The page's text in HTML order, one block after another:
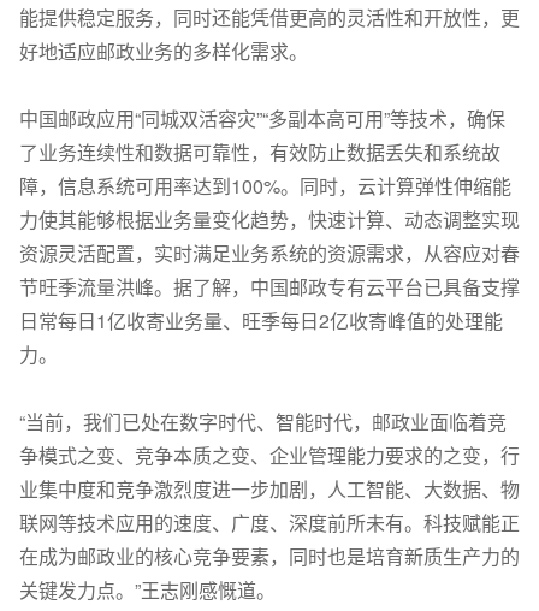
能提供稳定服务，同时还能凭借更高的灵活性和开放性，更
好地适应邮政业务的多样化需求。
中国邮政应用“同城双活容灾”“多副本高可用”等技术，确保
了业务连续性和数据可靠性，有效防止数据丢失和系统故
障，信息系统可用率达到100%。同时，云计算弹性伸缩能
力使其能够根据业务量变化趋势，快速计算、动态调整实现
资源灵活配置，实时满足业务系统的资源需求，从容应对春
节旺季流量洪峰。据了解，中国邮政专有云平台已具备支撑
日常每日1亿收寄业务量、旺季每日2亿收寄峰值的处理能
力。
“当前，我们已处在数字时代、智能时代，邮政业面临着竞
争模式之变、竞争本质之变、企业管理能力要求的之变，行
业集中度和竞争激烈度进一步加剧，人工智能、大数据、物
联网等技术应用的速度、广度、深度前所未有。科技赋能正
在成为邮政业的核心竞争要素，同时也是培育新质生产力的
关键发力点。”王志刚感慨道。